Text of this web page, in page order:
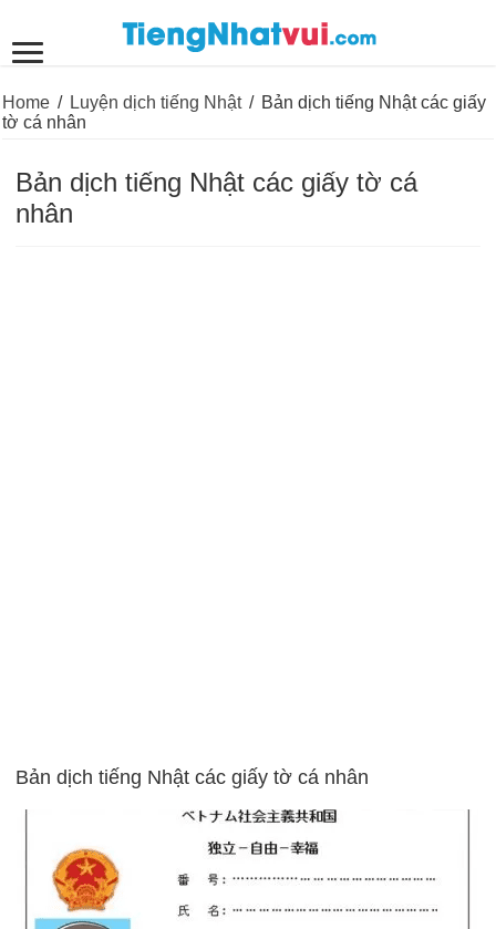
Home / Luyện dịch tiếng Nhật / Bản dịch tiếng Nhật các giấy
tờ cá nhân
Bản dịch tiếng Nhật các giấy tờ cá
nhân
Bản dịch tiếng Nhật các giấy tờ cá nhân